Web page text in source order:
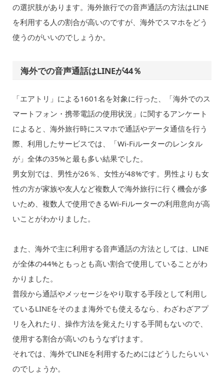
の選択肢があります。海外旅行での音声通話の方法はLINE
を利用する人の割合が高いのですが、海外でスマホをどう
使うのがいいのでしょうか。
海外での音声通話はLINEが44％
「エアトリ」による1601名を対象に行った、「海外でのス
マートフォン・携帯電話の使用状況」に関するアンケート
によると、海外旅行時にスマホで通話やデータ通信を行う
際、利用したサービスでは、「Wi-Fiルーターのレンタル
が」全体の35%と最も多い結果でした。
男女別では、男性が26％、女性が48%です。男性よりも女
性の方が家族や友人など複数人で海外旅行に行く機会が多
いため、複数人で使用できるWi-Fiルーターの利用意向が高
いことがわかりました。
また、海外で主に利用する音声通話の方法としては、LINE
が全体の44%ともっとも高い割合で使用していることがわ
かりました。
普段から通話やメッセージをやり取する手段として利用し
ているLINEをそのまま海外でも使えるなら、わざわざアプ
リを入れたり、操作方法を覚えたりする手間もないので、
使用する割合が高いのもうなずけます。
それでは、海外でLINEを利用するためにはどうしたらいい
のでしょうか。